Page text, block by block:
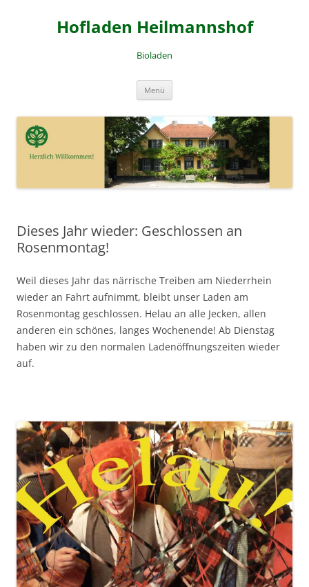
Hofladen Heilmannshof
Bioladen
Menü
Dieses Jahr wieder: Geschlossen an
Rosenmontag!
Weil dieses Jahr das närrische Treiben am Niederrhein
wieder an Fahrt aufnimmt, bleibt unser Laden am
Rosenmontag geschlossen. Helau an alle Jecken, allen
anderen ein schönes, langes Wochenende! Ab Dienstag
haben wir zu den normalen Ladenöffnungszeiten wieder
auf.